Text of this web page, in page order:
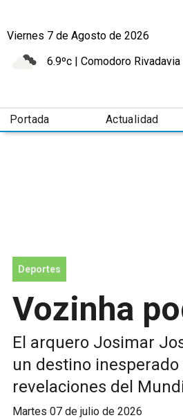
Viernes 7 de Agosto de 2026
6.9ºc | Comodoro Rivadavia
Portada Actualidad
Deportes
Vozinha
El arquero Josimar
un destino
revelaciones del
martes 07 de julio de 2026